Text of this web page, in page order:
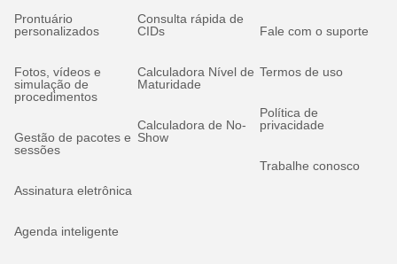
Prontuário
personalizados
Fotos, vídeos e
simulação de
procedimentos
Gestão de pacotes e
sessões
Assinatura eletrônica
Agenda inteligente
Consulta rápida de
CIDs
Calculadora Nível de
Maturidade
Calculadora de No-
Show
Fale com o suporte
Termos de uso
Política de
privacidade
Trabalhe conosco